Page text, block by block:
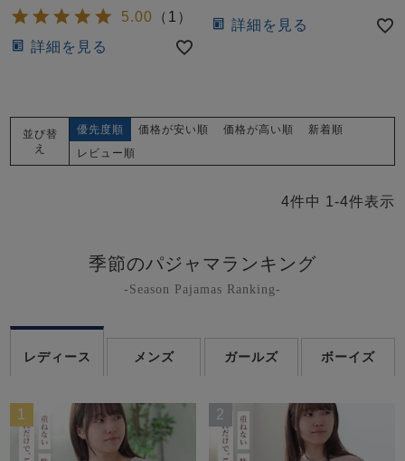
ガールズ 上着
ズボ
売れ筋ランキング
- Item Ranking -
新着商品
- New Arrival -
すべてのデザインのパジャマ一覧はこちら
5.00 （ 1 ）
詳細を見る
詳細を見る
並び替
え
優先度順 価格が安い順 価格が高い順
新着順
レビュー順
4件中 1 -4件表示
季節のパジャマランキング
-Season Pajamas Ranking-
レディース メンズ ガールズ ボーイズ
1 2